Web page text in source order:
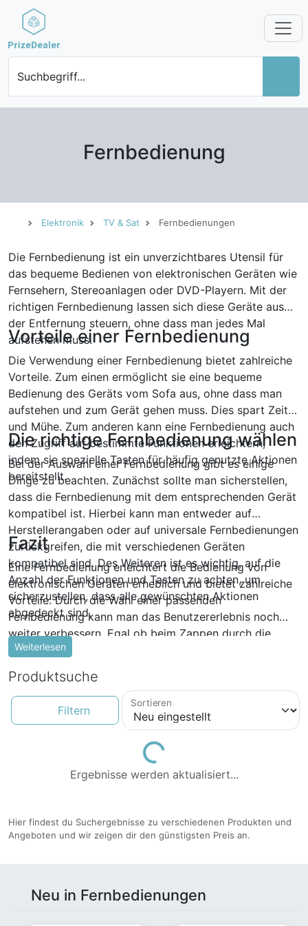
Suchbegriff...
Fernbedienung
Elektronik TV & Sat Fernbedienungen
Die Fernbedienung ist ein unverzichtbares Utensil für
das bequeme Bedienen von elektronischen Geräten wie
Fernsehern, Stereoanlagen oder DVD-Playern. Mit der
richtigen Fernbedienung lassen sich diese Geräte aus
der Entfernung steuern, ohne dass man jedes Mal
aufstehen muss.
Vorteile einer Fernbedienung
Die Verwendung einer Fernbedienung bietet zahlreiche
Vorteile. Zum einen ermöglicht sie eine bequeme
Bedienung des Geräts vom Sofa aus, ohne dass man
aufstehen und zum Gerät gehen muss. Dies spart Zeit
und Mühe. Zum anderen kann eine Fernbedienung auch
den Zugriff auf bestimmte Funktionen erleichtern,
indem sie spezielle Tasten für häufig genutzte Aktionen
bereitstellt.
Die richtige Fernbedienung wählen
Bei der Auswahl einer Fernbedienung gibt es einige
Dinge zu beachten. Zunächst sollte man sicherstellen,
dass die Fernbedienung mit dem entsprechenden Gerät
kompatibel ist. Hierbei kann man entweder auf
Herstellerangaben oder auf universale Fernbedienungen
zurückgreifen, die mit verschiedenen Geräten
kompatibel sind. Des Weiteren ist es wichtig, auf die
Anzahl der Funktionen und Tasten zu achten, um
sicherzustellen, dass alle gewünschten Aktionen
abgedeckt sind.
Fazit
Eine Fernbedienung erleichtert die Bedienung von
elektronischen Geräten erheblich und bietet zahlreiche
Vorteile. Durch die Wahl einer passenden
Fernbedienung kann man das Benutzererlebnis noch
weiter verbessern. Egal ob beim Zappen durch die
Fernsehkanäle oder beim Anpassen der Lautstärke der
Haushalt.
Weiterlesen
Produktsuche
Filtern
Sortieren
Loading...
Ergebnisse werden aktualisiert...
Hier findest du Suchergebnisse zu verschiedenen Produkten und
Angeboten und wir zeigen dir den günstigsten Preis an.
Neu in Fernbedienungen